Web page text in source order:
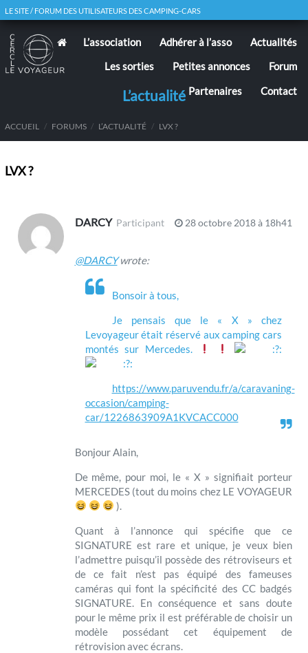
LE SITE / FORUM DES UTILISATEURS DES CAMPING-CARS
L’association Adhérer à l’asso
Actualités
Les sorties
Petites annonces
Forum
Partenaires
Contact
L’actualité
ACCUEIL / FORUMS / L’ACTUALITÉ / LVX ?
LVX ?
28 octobre 2018 à 18h41
DARCY Participant
@DARCYwrote:
Bonsoir à tous,
Je pensais que le « X » chez
Levoyageur était réservé aux camping cars
montés sur Mercedes.
:
:
https://www.paruvendu.fr/a/caravaning-
occasion/camping-
car/1226863909A1KVCACC000
Bonjour Alain,
De même, pour moi, le « X » signifiait porteur
MERCEDES (tout du moins chez LE VOYAGEUR
).
Quant à l’annonce qui spécifie que ce
SIGNATURE est rare et unique, je veux bien
l’admettre puisqu’il possède des rétroviseurs et
de ce fait n’est pas équipé des fameuses
caméras qui font la spécificité des CC badgés
SIGNATURE. En conséquence et sans doute
pour le même prix il est préférable de choisir un
modèle possédant cet équipement de
rétrovision avec écrans.